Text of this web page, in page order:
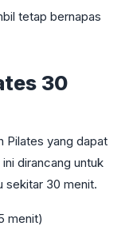
tetap bernapas
30
Pilates yang dapat
dirancang untuk
sekitar 30 menit.
menit)